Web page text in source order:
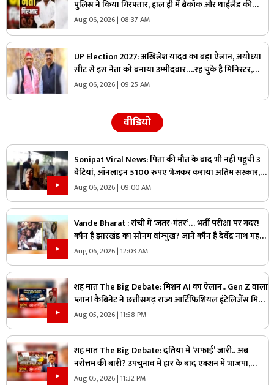
पुलिस ने किया गिरफ्तार, हाल ही में बैंकॉक और थाईलैंड की
यात्रा कर पहुंचे थे भारत, जानिए क्या है पूरा मामला
Aug 06, 2026 | 08:37 AM
UP Election 2027: अखिलेश यादव का बड़ा ऐलान, अयोध्या
सीट से इस नेता को बनाया उम्मीदवार….रह चुके है मिनिस्टर,
जानिए कैसा रहा उनका राजनीतिक करियर
Aug 06, 2026 | 09:25 AM
वीडियो
Sonipat Viral News: पिता की मौत के बाद भी नहीं पहुंचीं 3
बेटियां, ऑनलाइन 5100 रुपए भेजकर कराया अंतिम संस्कार,
वीडियो कॉल पर बोली- “अभी और कितना टाइम लगेगा?”
Aug 06, 2026 | 09:00 AM
Vande Bharat : रांची में ‘जंतर-मंतर’… भर्ती परीक्षा पर गदर!
कौन है झारखंड का सोनम वांग्चुख? जाने कौन है देवेंद्र नाथ महतो
?
Aug 06, 2026 | 12:03 AM
शह मात The Big Debate: मिशन AI का ऐलान.. Gen Z वाला
प्लान! कैबिनेट ने छत्तीसगढ़ राज्य आर्टिफिशियल इंटेलिजेंस मिशन
को दी मंजूरी, क्या Gen Z को ध्यान में रखकर तैयार किया गया
प्लान?
Aug 05, 2026 | 11:58 PM
शह मात The Big Debate: दतिया में ‘सफाई’ जारी.. अब
नरोत्तम की बारी? उपचुनाव में हार के बाद एक्शन में भाजपा,
लोकल बॉडी की सफाई के बाद असली निशाने पर कौन?
Aug 05, 2026 | 11:32 PM